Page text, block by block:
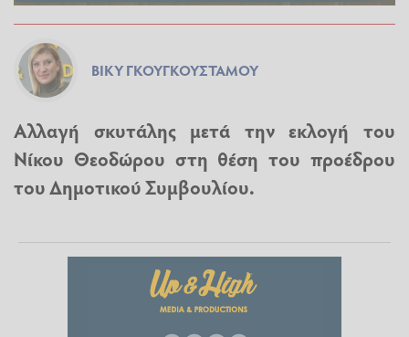
ΒΊΚΥ ΓΚΟΥΓΚΟΥΣΤΆΜΟΥ
Αλλαγή σκυτάλης μετά την εκλογή του
Νίκου Θεοδώρου στη θέση του προέδρου
του Δημοτικού Συμβουλίου.